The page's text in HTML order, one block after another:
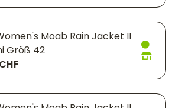
Moab Rain Jacket II
Größ 42